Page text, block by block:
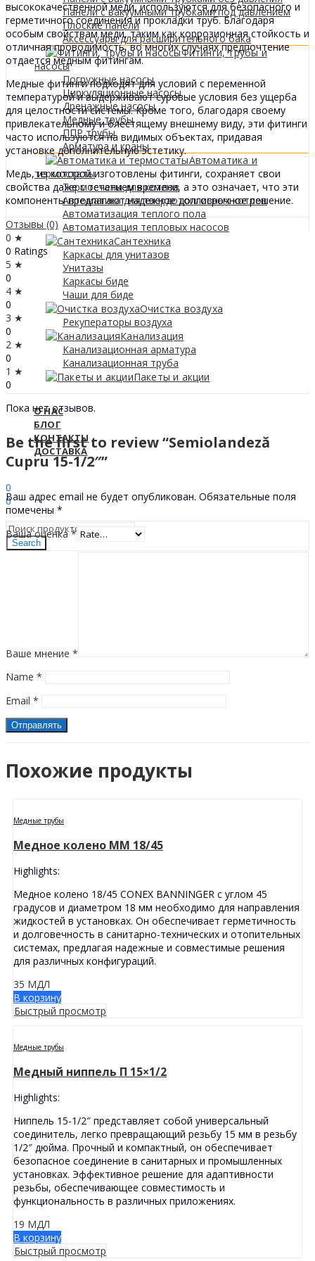
Панели с вакуумными трубками под давлением
Плоские панели
Аксессуары для расширительного бака
Фитинги, трубы и
насосы
Погружные насосы
Циркуляционные насосы
Дренажные насосы
Медные трубы
ППР трубы
Арматура и краны
Автоматика и
термостаты
Термостаты для котлов
Автоматика для твердотопливных котлов
Автоматизация теплого пола
Автоматизация тепловых насосов
Сантехника
Каркасы для унитазов
Унитазы
Каркасы биде
Чаши для биде
Очистка воздуха
Рекуператоры воздуха
Канализация
Канализационная арматура
Канализационная труба
Пакеты и акции
О НАС
БЛОГ
КОНТАКТЫ
ДОСТАВКА
0
0
0МДЛ
Search
высококачественной меди, используются для безопасного и
герметичного соединения и прокладки труб. Благодаря
особым свойствам меди, таким как коррозионная стойкость и
отличная проводимость, во многих случаях предпочтение
отдается медным фитингам.
Медные фитинги подходят для условий с переменной
температурой и выдерживают суровые условия без ущерба
для целостности системы. Кроме того, благодаря своему
привлекательному и блестящему внешнему виду, эти фитинги
часто используются на видимых объектах, придавая
установке дополнительную эстетику.
Медь, из которой изготовлены фитинги, сохраняет свои
свойства даже с течением времени, а это означает, что эти
компоненты предлагают надежное долгосрочное решение.
Отзывы (0)
0 ★
0 Ratings
5 ★
0
4 ★
0
3 ★
0
2 ★
0
1 ★
0
Пока нет отзывов.
Be the first to review “Semiolandeză
Cupru 15-1/2″”
Ваш адрес email не будет опубликован. Обязательные поля
помечены *
Ваша оценка*
Ваше мнение *
Name *
Email *
Похожие продукты
Медные трубы
Медное колено MМ 18/45
Highlights:
Медное колено 18/45 CONEX BANNINGER с углом 45
градусов и диаметром 18 мм необходимо для направления
жидкостей в установках. Он обеспечивает герметичность
и долговечность в санитарно-технических и отопительных
системах, предлагая надежные и совместимые решения
для различных конфигураций.
35 МДЛ
В корзину
Быстрый просмотр
Медные трубы
Медный ниппель П 15×1/2
Highlights:
Ниппель 15-1/2″ представляет собой универсальный
соединитель, легко превращающий резьбу 15 мм в резьбу
1/2″ дюйма. Прочный и компактный, он обеспечивает
безопасное соединение в санитарных и промышленных
установках. Эффективное решение для адаптивности
резьбы, обеспечивающее совместимость и
функциональность в различных приложениях.
19 МДЛ
В корзину
Быстрый просмотр